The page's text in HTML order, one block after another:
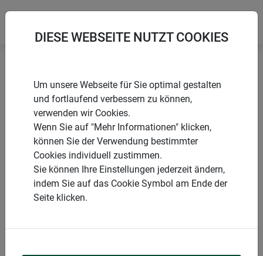
Startseite
Plisseetür
EXPERT Plisseetür für Doppeltüren
PRODUKTE
EXPERT PLISSEETÜR
FÜR DOPPELTÜREN
DIESE WEBSEITE NUTZT COOKIES
Um unsere Webseite für Sie optimal gestalten
und fortlaufend verbessern zu können,
verwenden wir Cookies.
Wenn Sie auf "Mehr Informationen" klicken,
können Sie der Verwendung bestimmter
Cookies individuell zustimmen.
Sie können Ihre Einstellungen jederzeit ändern,
indem Sie auf das Cookie Symbol am Ende der
Seite klicken.